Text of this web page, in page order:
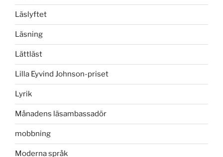
Läslyftet
Läsning
Lättläst
Lilla Eyvind Johnson-priset
Lyrik
Månadens läsambassadör
mobbning
Moderna språk